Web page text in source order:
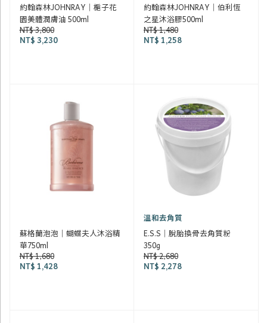
約翰森林JOHNRAY｜梔子花
園美體潤膚油 500ml
NT$ 3,800
NT$ 3,230
約翰森林JOHNRAY｜伯利恆
之星沐浴膠500ml
NT$ 1,480
NT$ 1,258
蘇格蘭泡泡｜蝴蝶夫人沐浴精
華750ml
NT$ 1,680
NT$ 1,428
溫和去角質
E.S.S｜脫胎換骨去角質粉
350g
NT$ 2,680
NT$ 2,278